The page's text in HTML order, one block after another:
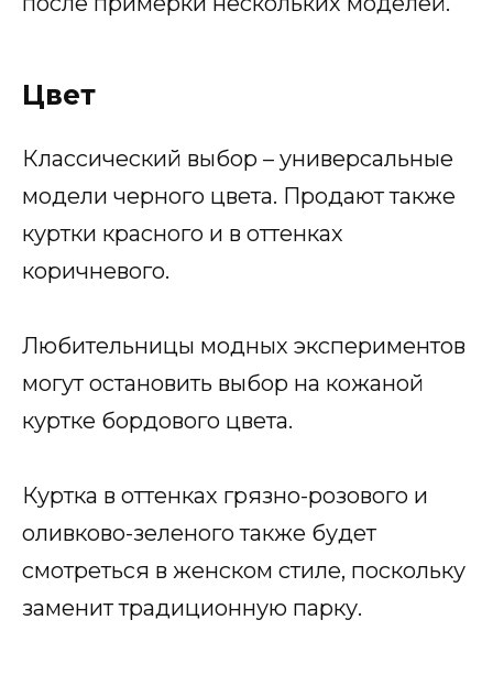
Цвет
Классический выбор – универсальные
модели черного цвета. Продают также
куртки красного и в оттенках
коричневого.
Любительницы модных экспериментов
могут остановить выбор на кожаной
куртке бордового цвета.
Куртка в оттенках грязно-розового и
оливково-зеленого также будет
смотреться в женском стиле, поскольку
заменит традиционную парку.